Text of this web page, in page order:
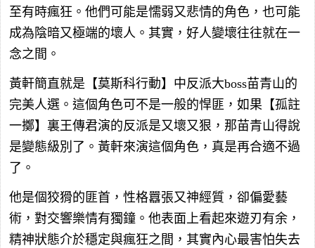
至有時瘋狂。他們可能是懦弱又悲情的角色，也可能
成為陰暗又極端的壞人。其實，好人變壞往往就在一
念之間。
黃軒簡直就是【莫斯科行動】中反派大boss苗青山的
完美人選。這個角色可不是一般的悍匪，如果【孤註
一擲】裏王傳君演的反派是又壞又狠，那苗青山得說
是變態級別了。黃軒來演這個角色，真是再合適不過
了。
他是個狡猾的匪首，性格囂張又神經質，卻偏愛藝
術，對交響樂情有獨鐘。他表面上看起來遊刃有余，
精神狀態介於穩定與瘋狂之間，其實內心最害怕失去